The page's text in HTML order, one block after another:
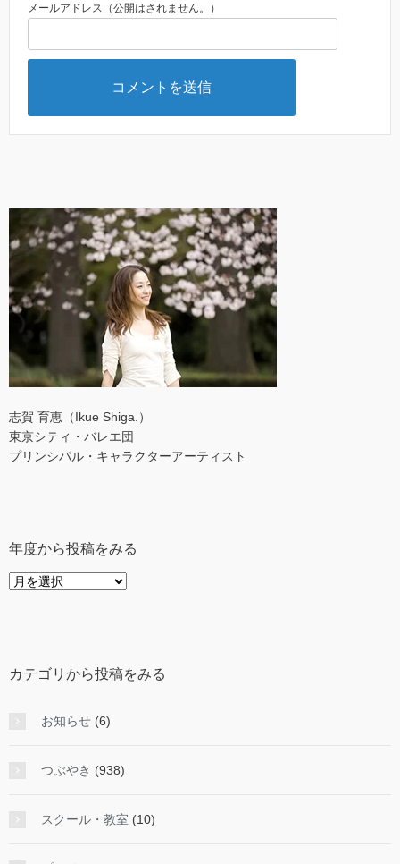
メールアドレス（公開はされません。）
志賀 育恵（Ikue Shiga.）
東京シティ・バレエ団
プリンシパル・キャラクターアーティスト
年度から投稿をみる
年
稿
み
カテゴリから投稿をみる
お知らせ (6)
つぶやき (938)
スクール・教室 (10)